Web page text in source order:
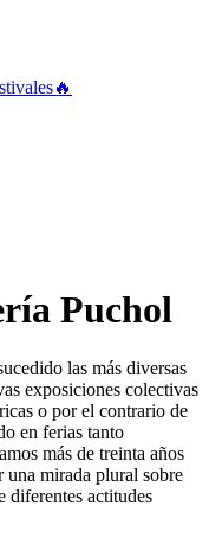
🔥
Puchol
las más diversas
exposiciones colectivas
o por el contrario de
en ferias tanto
más de treinta años
una mirada plural sobre
diferentes actitudes